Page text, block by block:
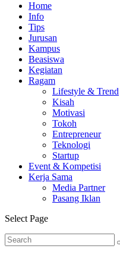
Home
Info
Tips
Jurusan
Kampus
Beasiswa
Kegiatan
Ragam
Lifestyle & Trend
Kisah
Motivasi
Tokoh
Entrepreneur
Teknologi
Startup
Event & Kompetisi
Kerja Sama
Media Partner
Pasang Iklan
Select Page